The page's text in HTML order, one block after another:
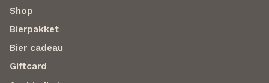
Shop
Bierpakket
Bier cadeau
Giftcard